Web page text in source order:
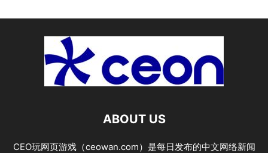
ABOUT US
CEO玩网页游戏（ceowan.com）是每日发布的中文网络新闻